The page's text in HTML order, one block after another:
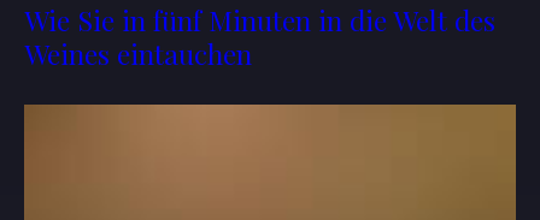
Wie Sie in fünf Minuten in die Welt des
Weines eintauchen